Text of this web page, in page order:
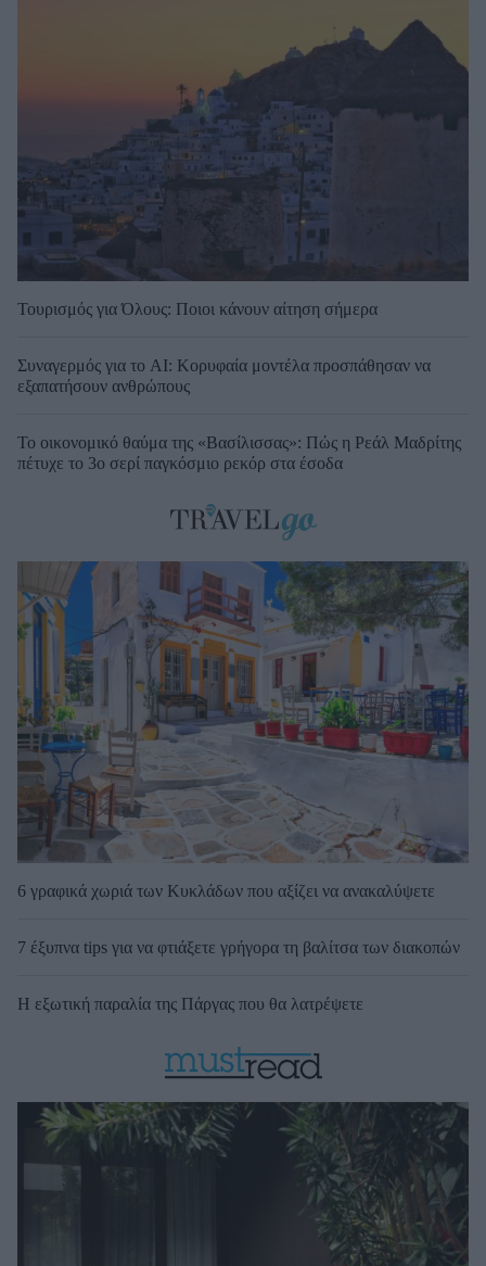
Τουρισμός για Όλους: Ποιοι κάνουν αίτηση σήμερα
Συναγερμός για το AI: Κορυφαία μοντέλα προσπάθησαν να
εξαπατήσουν ανθρώπους
Το οικονομικό θαύμα της «Βασίλισσας»: Πώς η Ρεάλ Μαδρίτης
πέτυχε το 3ο σερί παγκόσμιο ρεκόρ στα έσοδα
6 γραφικά χωριά των Κυκλάδων που αξίζει να ανακαλύψετε
7 έξυπνα tips για να φτιάξετε γρήγορα τη βαλίτσα των διακοπών
Η εξωτική παραλία της Πάργας που θα λατρέψετε